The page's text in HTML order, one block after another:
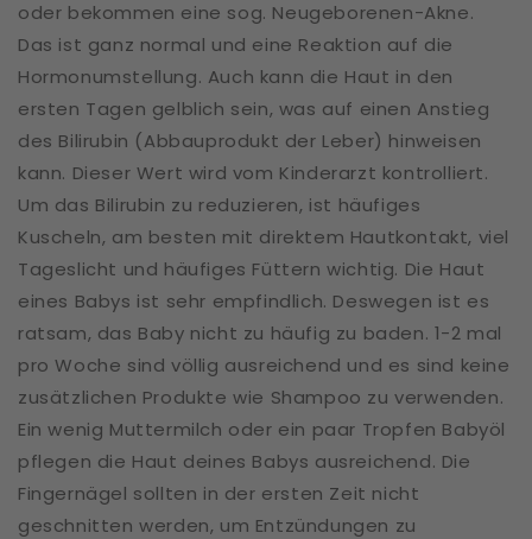
oder bekommen eine sog. Neugeborenen-Akne.
Das ist ganz normal und eine Reaktion auf die
Hormonumstellung. Auch kann die Haut in den
ersten Tagen gelblich sein, was auf einen Anstieg
des Bilirubin (Abbauprodukt der Leber) hinweisen
kann. Dieser Wert wird vom Kinderarzt kontrolliert.
Um das Bilirubin zu reduzieren, ist häufiges
Kuscheln, am besten mit direktem Hautkontakt, viel
Tageslicht und häufiges Füttern wichtig. Die Haut
eines Babys ist sehr empfindlich. Deswegen ist es
ratsam, das Baby nicht zu häufig zu baden. 1-2 mal
pro Woche sind völlig ausreichend und es sind keine
zusätzlichen Produkte wie Shampoo zu verwenden.
Ein wenig Muttermilch oder ein paar Tropfen Babyöl
pflegen die Haut deines Babys ausreichend. Die
Fingernägel sollten in der ersten Zeit nicht
geschnitten werden, um Entzündungen zu